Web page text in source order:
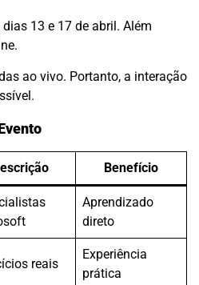
13 e 17 de abril. Além
ao vivo. Portanto, a interação
Benefício
Aprendizado
direto
reais
Experiência
prática